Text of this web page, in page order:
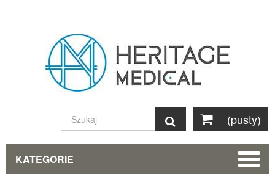
(pusty)
Szukaj
KATEGORIE